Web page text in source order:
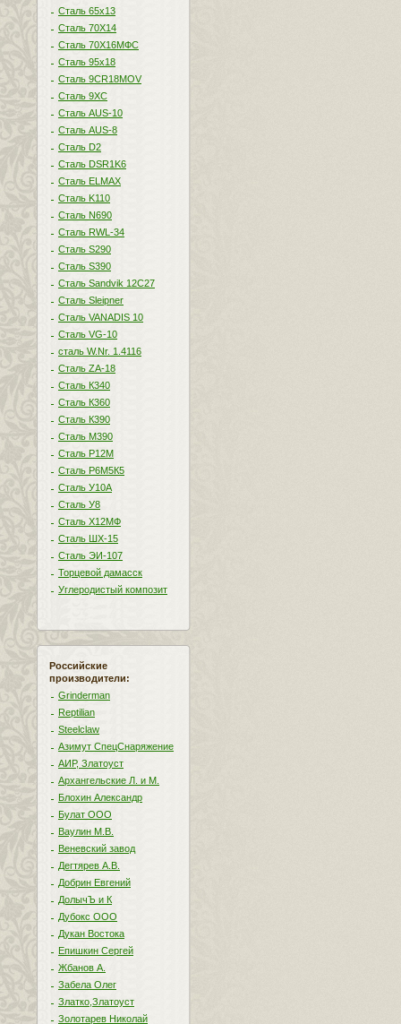
Сталь 65х13
Сталь 70Х14
Сталь 70Х16МФС
Сталь 95х18
Сталь 9CR18MOV
Сталь 9ХС
Сталь AUS-10
Сталь AUS-8
Сталь D2
Сталь DSR1K6
Сталь ELMAX
Сталь K110
Сталь N690
Сталь RWL-34
Сталь S290
Сталь S390
Сталь Sandvik 12C27
Сталь Sleipner
Сталь VANADIS 10
Сталь VG-10
сталь W.Nr. 1.4116
Сталь ZA-18
Сталь К340
Сталь К360
Сталь К390
Сталь М390
Сталь Р12М
Сталь Р6М5К5
Сталь У10А
Сталь У8
Сталь Х12МФ
Сталь ШХ-15
Сталь ЭИ-107
Торцевой дамасск
Углеродистый композит
Российские
производители:
Grinderman
Reptilian
Steelclaw
Азимут СпецСнаряжение
АИР, Златоуст
Архангельские Л. и М.
Блохин Александр
Булат ООО
Ваулин М.В.
Веневский завод
Дегтярев А.В.
Добрин Евгений
ДолычЪ и К
Дубокс ООО
Дукан Востока
Епишкин Сергей
Жбанов А.
Забела Олег
Златко,Златоуст
Золотарев Николай